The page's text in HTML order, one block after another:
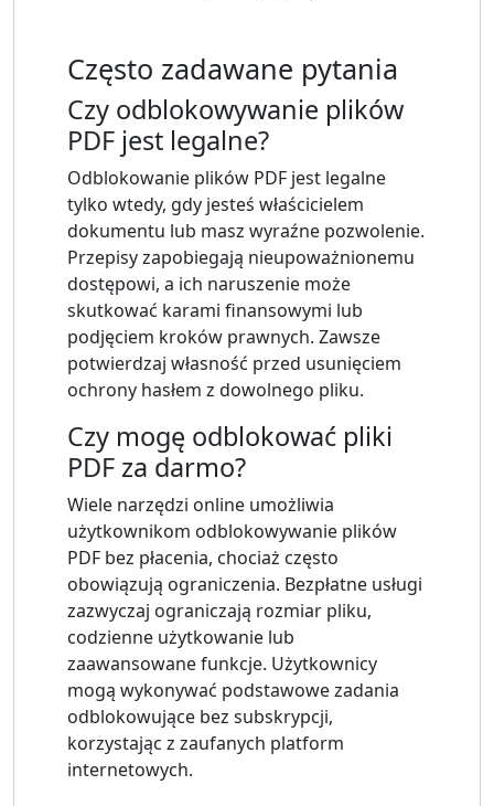
Często zadawane pytania
Czy odblokowywanie plików
PDF jest legalne?
Odblokowanie plików PDF jest legalne
tylko wtedy, gdy jesteś właścicielem
dokumentu lub masz wyraźne pozwolenie.
Przepisy zapobiegają nieupoważnionemu
dostępowi, a ich naruszenie może
skutkować karami finansowymi lub
podjęciem kroków prawnych. Zawsze
potwierdzaj własność przed usunięciem
ochrony hasłem z dowolnego pliku.
Czy mogę odblokować pliki
PDF za darmo?
Wiele narzędzi online umożliwia
użytkownikom odblokowywanie plików
PDF bez płacenia, chociaż często
obowiązują ograniczenia. Bezpłatne usługi
zazwyczaj ograniczają rozmiar pliku,
codzienne użytkowanie lub
zaawansowane funkcje. Użytkownicy
mogą wykonywać podstawowe zadania
odblokowujące bez subskrypcji,
korzystając z zaufanych platform
internetowych.